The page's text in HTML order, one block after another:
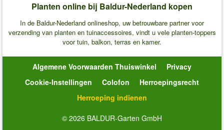
Planten online bij Baldur-Nederland kopen
In de Baldur-Nederland onlineshop, uw betrouwbare partner voor
verzending van planten en tuinaccessoires, vindt u vele planten-toppers
voor tuin, balkon, terras en kamer.
Algemene Voorwaarden Thuiswinkel
Privacy
Cookie-Instellingen
Colofon
Herroepingsrecht
Herroeping indienen
© 2026 BALDUR-Garten GmbH